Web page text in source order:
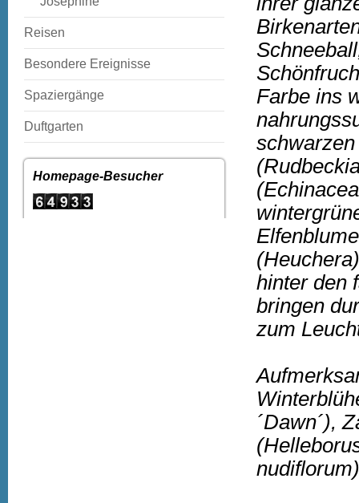
Reisen
Besondere Ereignisse
Spaziergänge
Duftgarten
Homepage-Besucher
Farbe ins
hinter den
bringen
zum
´Dawn´),